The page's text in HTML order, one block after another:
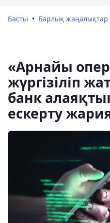
Басты Барлық жаңалықтар
«Арнайы
жүргізіліп
банк
ескерту